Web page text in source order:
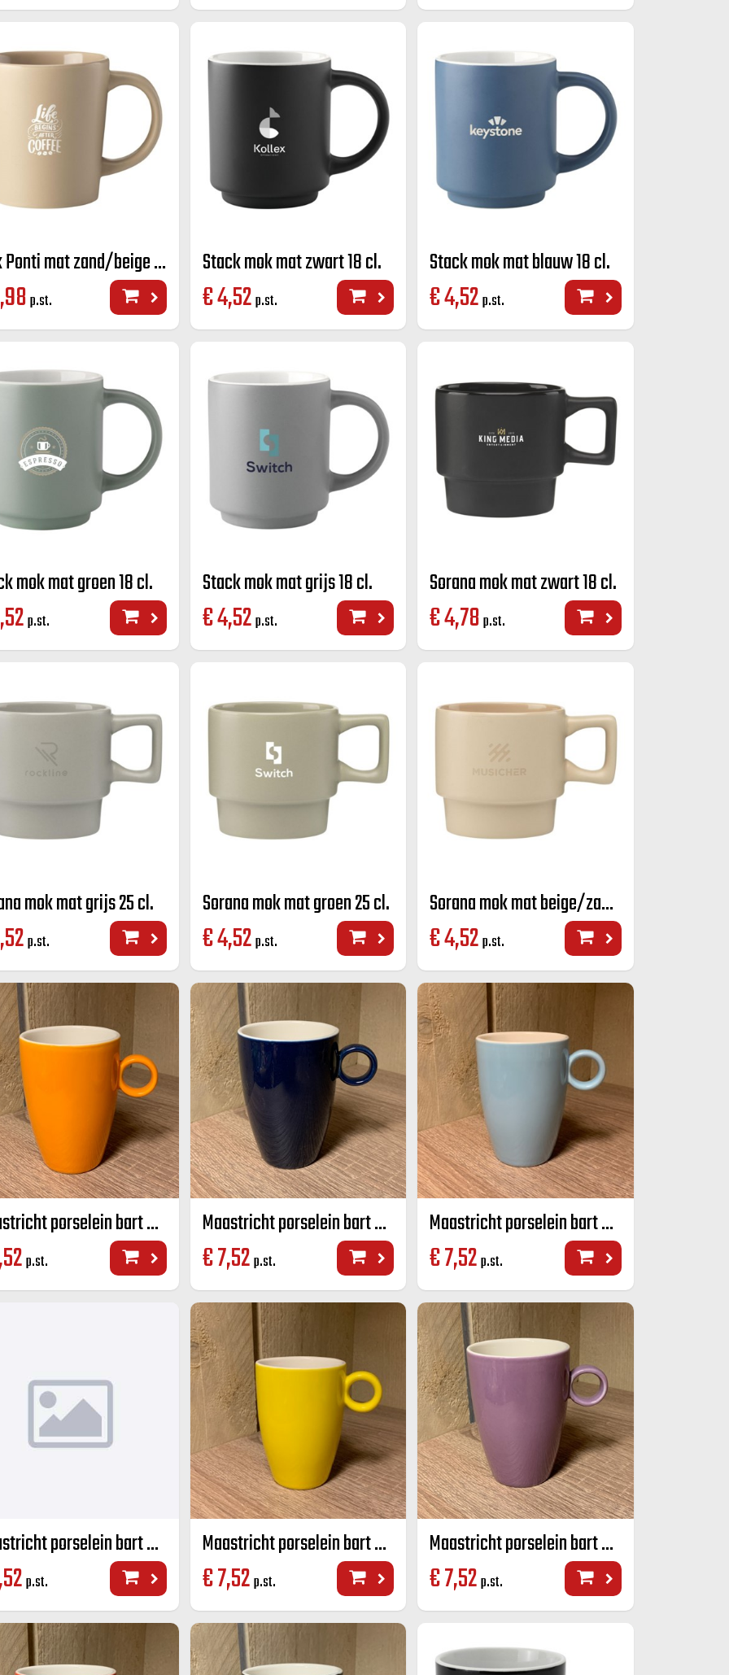
Mok Ponti mat zand/beige 25 cl.
p.st.
Stack mok mat zwart 18 cl.
€4,52p.st.
Stack mok mat blauw 18 cl.
€4,52p.st.
mok mat groen 18 cl.
p.st.
Stack mok mat grijs 18 cl.
€4,52p.st.
Sorana mok mat zwart 18 cl.
€4,78p.st.
mok mat grijs 25 cl.
p.st.
Sorana mok mat groen 25 cl.
€4,52p.st.
Sorana mok mat beige/zand 25 cl.
€4,52p.st.
Maastricht porselein bart mok oranje 23 CL
p.st.
Maastricht porselein bart mok kobalt blauw 23 CL
€7,52p.st.
Maastricht porselein bart mok licht blauw 23 CL
€7,52p.st.
Maastricht porselein bart mok lime groen 23 CL
p.st.
Maastricht porselein bart mok geel 23 CL
€7,52p.st.
Maastricht porselein bart mok paars 23 CL
€7,52p.st.